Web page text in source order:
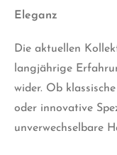
Eleganz
Die aktuellen
langjährige
wider. Ob
oder innovative
unverwechselbare